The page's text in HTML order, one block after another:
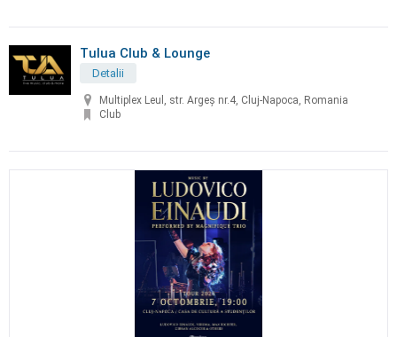
Tulua Club & Lounge
Detalii
Multiplex Leul, str. Argeș nr.4, Cluj-Napoca, Romania
Club